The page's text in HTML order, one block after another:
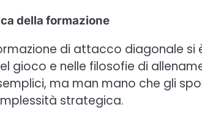
della formazione
di attacco diagonale
gioco e nelle filosofie di
ma man mano che gli
strategica.